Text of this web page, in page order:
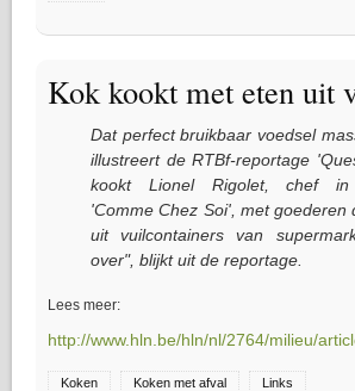
Kok kookt met eten uit
Dat perfect bruikbaar voedsel
illustreert de RTBf-reportage
kookt Lionel Rigolet, chef in
'Comme Chez Soi', met
uit vuilcontainers van
over", blijkt uit de reportage.
Lees meer:
http://www.hln.be/hln/nl/2764/milieu/
Koken Koken met afval Links